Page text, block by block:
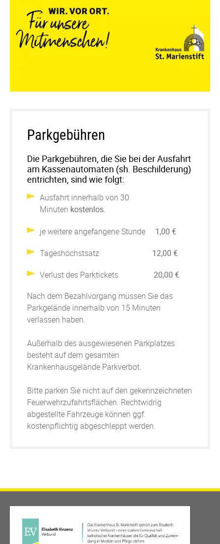
Parkgebühren
Die Parkgebühren, die Sie bei der Ausfahrt
am Kassenautomaten (sh. Beschilderung)
entrichten, sind wie folgt:
Ausfahrt innerhalb von 30
Minuten kostenlos.
je weitere angefangene Stunde 1,00 €
Tageshöchstsatz 12,00 €
Verlust des Parktickets
20,00 €
Nach dem Bezahlvorgang müssen Sie das
Parkgelände innerhalb von 15 Minuten
verlassen haben.
Außerhalb des ausgewiesenen Parkplatzes
besteht auf dem gesamten
Krankenhausgelände Parkverbot.
Bitte parken Sie nicht auf den gekennzeichneten
Feuerwehrzufahrtsflächen. Rechtwidrig
abgestellte Fahrzeuge können ggf.
kostenpflichtig abgeschleppt werden.